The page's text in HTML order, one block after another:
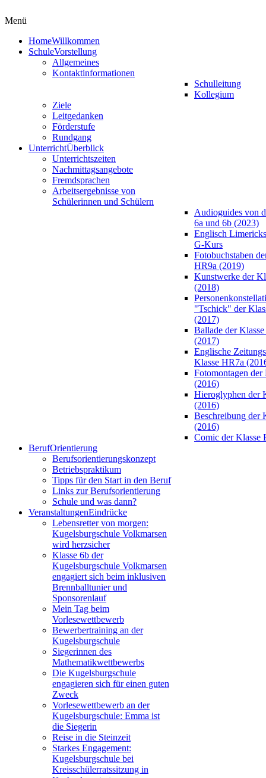
Menü
HomeWillkommen
SchuleVorstellung
Allgemeines
Kontaktinformationen
Schulleitung
Kollegium
Ziele
Leitgedanken
Förderstufe
Rundgang
UnterrichtÜberblick
Unterrichtszeiten
Nachmittagsangebote
Fremdsprachen
Arbeitsergebnisse von
Schülerinnen und Schülern
Audioguides von
6a und 6b (2023)
Englisch
G-Kurs
Fotobuchstaben
HR9a (2019)
Kunstwerke der
(2018)
"Tschick" der
(2017)
Ballade der
(2017)
Englische
Klasse HR7a
Fotomontagen der
(2016)
Hieroglyphen der
(2016)
Beschreibung der
(2016)
Comic der Klasse
BerufOrientierung
Berufsorientierungskonzept
Betriebspraktikum
Tipps für den Start in den Beruf
Links zur Berufsorientierung
Schule und was dann?
VeranstaltungenEindrücke
Lebensretter von morgen:
Kugelsburgschule Volkmarsen
wird herzsicher
Klasse 6b der
Kugelsburgschule Volkmarsen
engagiert sich beim inklusiven
Brennballtunier und
Sponsorenlauf
Mein Tag beim
Vorlesewettbewerb
Bewerbertraining an der
Kugelsburgschule
Siegerinnen des
Mathematikwettbewerbs
Die Kugelsburgschule
engagieren sich für einen guten
Zweck
Vorlesewettbewerb an der
Kugelsburgschule: Emma ist
die Siegerin
Reise in die Steinzeit
Starkes Engagement:
Kugelsburgschule bei
Kreisschülerratssitzung in